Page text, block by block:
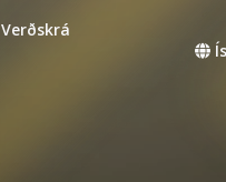
Verðskrá